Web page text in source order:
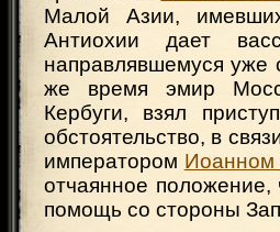
Малой Азии,
Антиохии дает
направлявшемуся уже
же время эмир
Кербуги, взял
обстоятельство, в
императором Иоанном
отчаянное положение,
помощь со стороны